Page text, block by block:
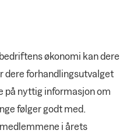
økonomi kan dere
dere forhandlingsutvalget
på nyttig informasjon om
følger godt med.
i årets